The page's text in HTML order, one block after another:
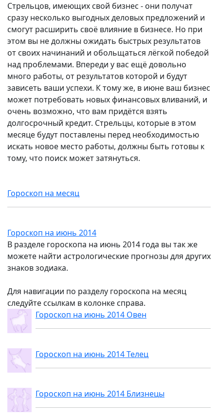
Стрельцов, имеющих свой бизнес - они получат
сразу несколько выгодных деловых предложений и
смогут расширить своё влияние в бизнесе. Но при
этом вы не должны ожидать быстрых результатов
от своих начинаний и обольщаться лёгкой победой
над проблемами. Впереди у вас ещё довольно
много работы, от результатов которой и будут
зависеть ваши успехи. К тому же, в июне ваш бизнес
может потребовать новых финансовых вливаний, и
очень возможно, что вам придётся взять
долгосрочный кредит. Стрельцы, которые в этом
месяце будут поставлены перед необходимостью
искать новое место работы, должны быть готовы к
тому, что поиск может затянуться.
Гороскоп на месяц
Гороскоп на июнь 2014
В разделе гороскопа на июнь 2014 года вы так же
можете найти астрологические прогнозы для других
знаков зодиака.
Для навигации по разделу гороскопа на месяц
следуйте ссылкам в колонке справа.
Гороскоп на июнь 2014 Овен
Гороскоп на июнь 2014 Телец
Гороскоп на июнь 2014 Близнецы